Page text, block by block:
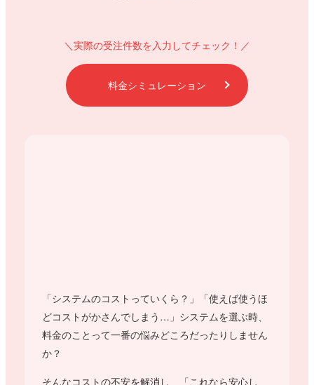
＼実際の受注件数を入力してチェック！／
料金シミュレーション
「システムのコストっていくら？」「使えば使うほ
どコストがかさんでしまう…」システムを選ぶ時、
料金のことって一番の悩みどころだったりしません
か？
そんなコストの不安を解消し、「これなら安心し